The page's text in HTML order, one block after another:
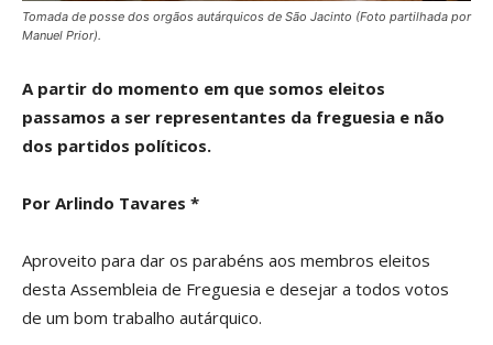
Tomada de posse dos orgãos autárquicos de São Jacinto (Foto partilhada por
Manuel Prior).
A partir do momento em que somos eleitos
passamos a ser representantes da freguesia e não
dos partidos políticos.
Por Arlindo Tavares *
Aproveito para dar os parabéns aos membros eleitos
desta Assembleia de Freguesia e desejar a todos votos
de um bom trabalho autárquico.